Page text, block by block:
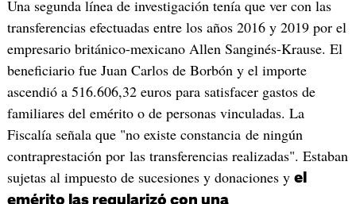
Una segunda línea de investigación tenía que ver con las
transferencias efectuadas entre los años 2016 y 2019 por el
empresario británico-mexicano Allen Sanginés-Krause. El
beneficiario fue Juan Carlos de Borbón y el importe
ascendió a 516.606,32 euros para satisfacer gastos de
familiares del emérito o de personas vinculadas. La
Fiscalía señala que "no existe constancia de ningún
contraprestación por las transferencias realizadas". Estaban
sujetas al impuesto de sucesiones y donaciones y el
emérito las regularizó con una